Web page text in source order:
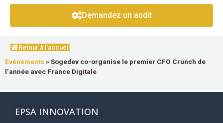
Demandez un audit
Retour à l'accueil
Evénements »Sogedev co-organise le premier CFO Crunch de
l’année avec France Digitale
EPSA INNOVATION